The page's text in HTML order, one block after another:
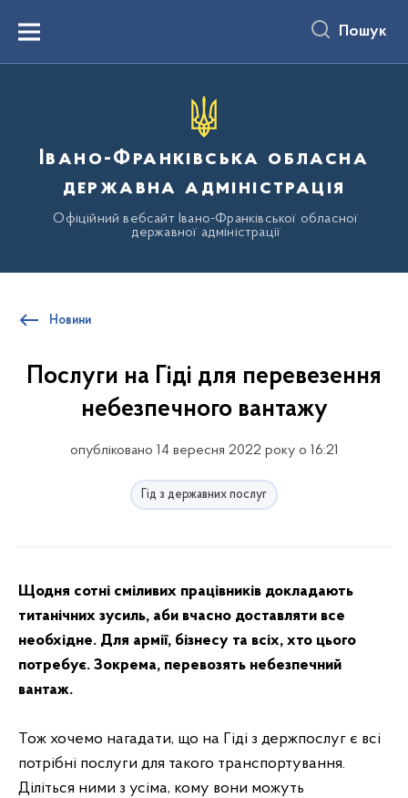
вмістуMenu Пошук
Івано-Франківська обласна
державна адміністрація
Офіційний вебсайт Івано-Франківської обласної
державної адміністрації
Новини
Послуги на Гіді для перевезення
небезпечного вантажу
опубліковано 14 вересня 2022 року о 16:21
Гід з державних послуг
Щодня сотні сміливих працівників докладають
титанічних зусиль, аби вчасно доставляти все
необхідне. Для армії, бізнесу та всіх, хто цього
потребує. Зокрема, перевозять небезпечний
вантаж.
Тож хочемо нагадати, що на Гіді з держпослуг є всі
потрібні послуги для такого транспортування.
Діліться ними з усіма, кому вони можуть